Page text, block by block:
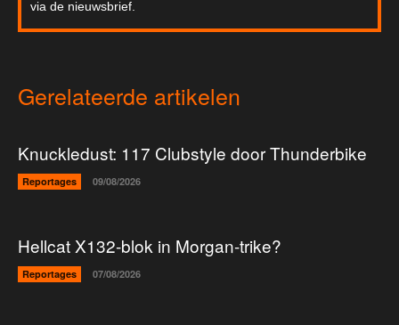
via de nieuwsbrief.
Gerelateerde artikelen
Knuckledust: 117 Clubstyle door Thunderbike
Reportages 09/08/2026
Hellcat X132-blok in Morgan-trike?
Reportages 07/08/2026